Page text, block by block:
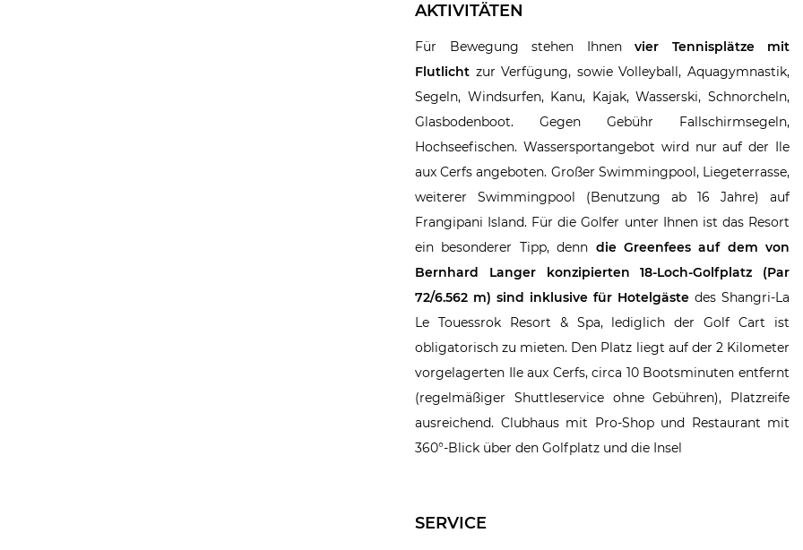
AKTIVITÄTEN
Für Bewegung stehen Ihnen vier Tennisplätze mit
Flutlicht zur Verfügung, sowie Volleyball, Aquagymnastik,
Segeln, Windsurfen, Kanu, Kajak, Wasserski, Schnorcheln,
Glasbodenboot. Gegen Gebühr Fallschirmsegeln,
Hochseefischen. Wassersportangebot wird nur auf der Ile
aux Cerfs angeboten. Großer Swimmingpool, Liegeterrasse,
weiterer Swimmingpool (Benutzung ab 16 Jahre) auf
Frangipani Island. Für die Golfer unter Ihnen ist das Resort
ein besonderer Tipp, denn die Greenfees auf dem von
Bernhard Langer konzipierten 18-Loch-Golfplatz (Par
72/6.562 m) sind inklusive für Hotelgäste des Shangri-La
Le Touessrok Resort & Spa, lediglich der Golf Cart ist
obligatorisch zu mieten. Den Platz liegt auf der 2 Kilometer
vorgelagerten Ile aux Cerfs, circa 10 Bootsminuten entfernt
(regelmäßiger Shuttleservice ohne Gebühren), Platzreife
ausreichend. Clubhaus mit Pro-Shop und Restaurant mit
360°-Blick über den Golfplatz und die Insel
SERVICE